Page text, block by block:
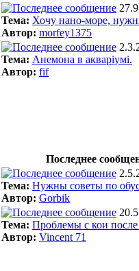
Тема: Хочу нано-море,
Автор: morfey1375
Тема: Анемона в акваріумі.
Автор: fif
Последнее
Тема: Нужны советы по
Автор: Gorbik
Тема: Проблемы с кои после
Автор: Vincent 71